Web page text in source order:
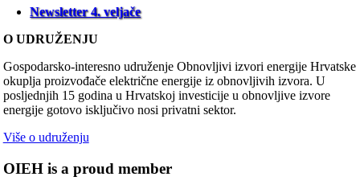
Newsletter 4. veljače
O UDRUŽENJU
Gospodarsko-interesno udruženje Obnovljivi izvori energije Hrvatske
okuplja proizvođače električne energije iz obnovljivih izvora. U
posljednjih 15 godina u Hrvatskoj investicije u obnovljive izvore
energije gotovo isključivo nosi privatni sektor.
Više o udruženju
OIEH is a proud member